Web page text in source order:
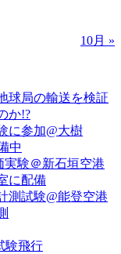
10月 »
球局の輸送を検証
か!?
に参加@大樹
中
実験＠新石垣空港
に配備
測試験@能登空港
験飛行